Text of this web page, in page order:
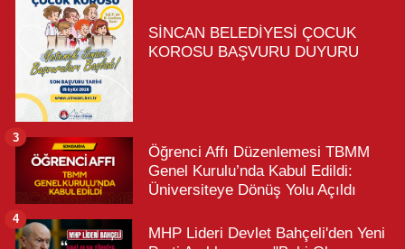
SİNCAN BELEDİYESİ ÇOCUK
KOROSU BAŞVURU DUYURU
Öğrenci Affı Düzenlemesi TBMM
Genel Kurulu’nda Kabul Edildi:
Üniversiteye Dönüş Yolu Açıldı
3
MHP Lideri Devlet Bahçeli'den Yeni
4